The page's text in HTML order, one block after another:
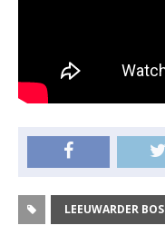
LEEUWARDER BOS